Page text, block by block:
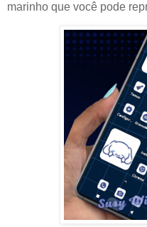
marinho que você pode